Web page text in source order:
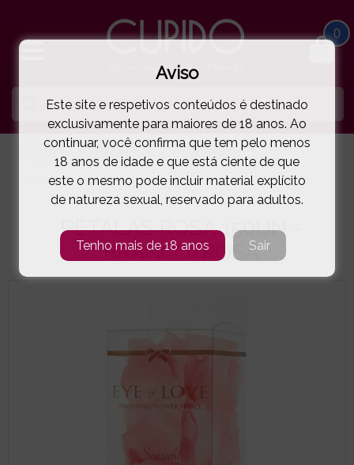
0
EYE OF LOVE
PÉTALAS ROSA 150UN - BRANCO/ROSA ( 93-78130004 )
PÉTALAS ROSA 150UN -
BRANCO/ROSA
Aviso
Este site e respetivos conteúdos é destinado
exclusivamente para maiores de 18 anos. Ao
continuar, você confirma que tem pelo menos
18 anos de idade e que está ciente de que
este o mesmo pode incluir material explícito
de natureza sexual, reservado para adultos.
Tenho mais de 18 anos Sair